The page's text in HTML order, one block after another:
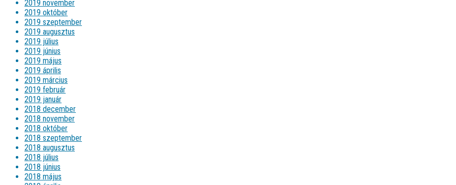
2019 november
2019 október
2019 szeptember
2019 augusztus
2019 július
2019 június
2019 május
2019 április
2019 március
2019 február
2019 január
2018 december
2018 november
2018 október
2018 szeptember
2018 augusztus
2018 július
2018 június
2018 május